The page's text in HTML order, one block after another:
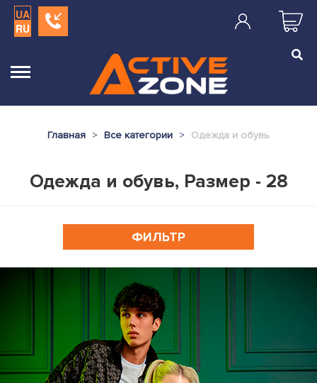
UA
RU
Главная Все категории Одежда и обувь
Одежда и обувь, Размер - 28
ФИЛЬТР